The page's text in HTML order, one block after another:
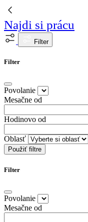
Najdi si prácu
Filter
Filter
Povolanie
Mesačne od
Hodinovo od
Oblasť
Použiť filtre
Filter
Povolanie
Mesačne od